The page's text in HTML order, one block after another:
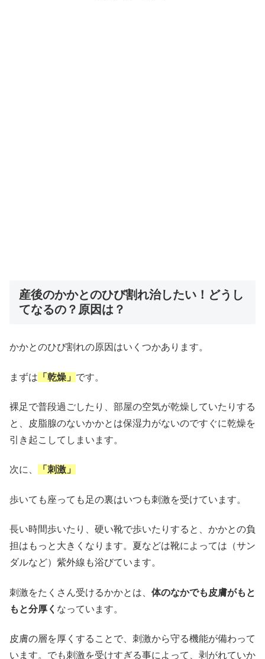
産後のかかとのひび割れ治したい！どうし
てなるの？原因は？
かかとのひび割れの原因はいくつかあります。
まずは 「乾燥」 です。
裸足で普段過ごしたり、部屋の空気が乾燥していたりする
と、皮脂腺のないかかとは保湿力がないのですぐに乾燥を
引き起こしてしまいます。
次に、 「刺激」
歩いても座っても足の裏はいつも刺激を受けています。
長い時間歩いたり、硬い靴で歩いたりすると、かかとの負
担はもっと大きくなります。夏などは靴によっては（サン
ダルなど）紫外線も浴びています。
刺激をたくさん受けるかかとは、 体のなかでも皮膚がもと
もと分厚く なっています。
皮膚の層を厚くすることで、刺激から守る機能が備わって
います。でも刺激を受けすぎる事によって、剥がれていか